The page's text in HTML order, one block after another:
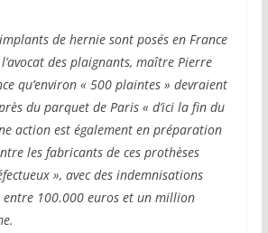
de hernie sont posés en France
des plaignants, maître Pierre
qu’environ « 500 plaintes » devraient
du parquet de Paris « d’ici la fin du
action est également en préparation
les fabricants de ces prothèses
», avec des indemnisations
entre 100.000 euros et un million